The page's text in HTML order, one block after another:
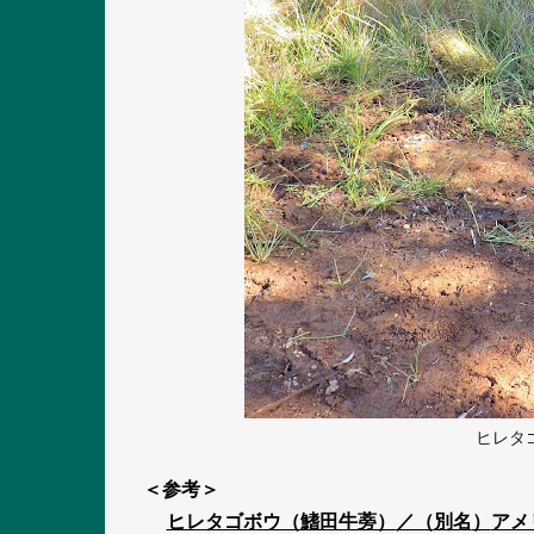
ヒレタ
＜参考＞
ヒレタゴボウ（鰭田牛蒡）
／（別名 ） ア